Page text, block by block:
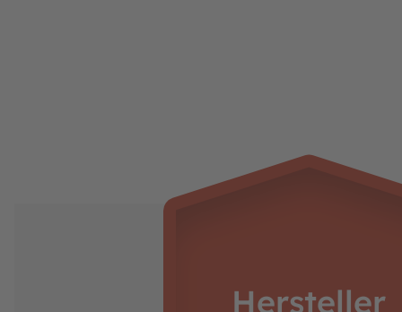
Hersteller